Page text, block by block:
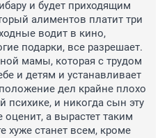
и будет приходящим
алиментов платит три
водит в кино,
подарки, все разрешает.
мамы, которая с трудом
и детям и устанавливает
дел крайне плохо
психике, и никогда сын эту
оценит, а вырастет таким
хуже станет всем, кроме